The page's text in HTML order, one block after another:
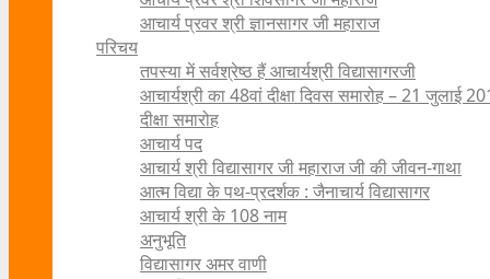
आचार्य प्रवर श्री ज्ञानसागर जी महाराज
परिचय
तपस्या में सर्वश्रेष्ठ हैं आचार्यश्री विद्यासागरजी
आचार्यश्री का 48वां दीक्षा दिवस समारोह – 21 जुलाई
दीक्षा समारोह
आचार्य पद
आचार्य श्री विद्यासागर जी महाराज जी की जीवन-गाथा
आत्म विद्या के पथ-प्रदर्शक : जैनाचार्य विद्यासागर
आचार्य श्री के 108 नाम
अनुभूति
विद्यासागर अमर वाणी